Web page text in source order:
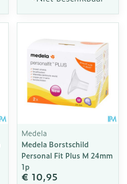
Medela
Medela Borstschild
Personal Fit Plus M 24mm
1p
€ 10,95